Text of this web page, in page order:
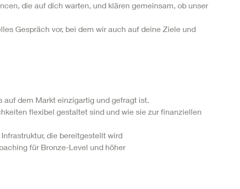
die auf dich warten, und klären gemeinsam, ob unser
Gespräch vor, bei dem wir auch auf deine Ziele und
auf dem Markt einzigartig und gefragt ist.
flexibel gestaltet sind und wie sie zur finanziellen
die bereitgestellt wird
für Bronze-Level und höher